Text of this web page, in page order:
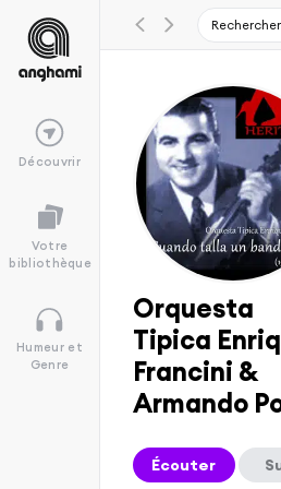
Découvrir
Votre
bibliothèque
Humeur et
Genre
Orquesta
Tipica
Francini &
Armando
Écouter